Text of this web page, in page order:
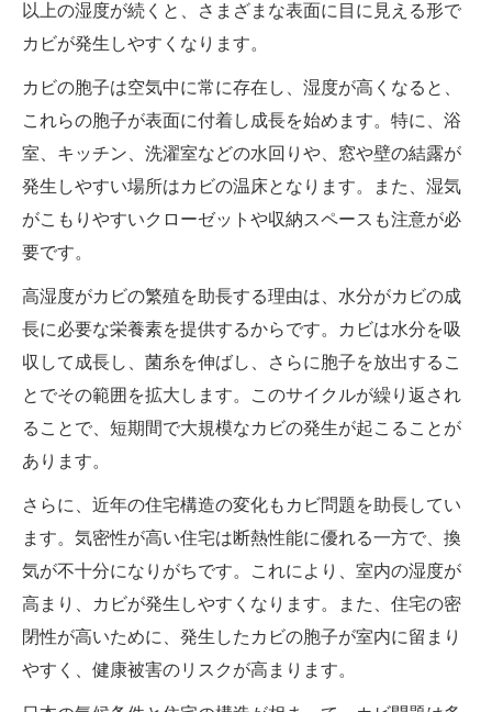
以上の湿度が続くと、さまざまな表面に目に見える形で
カビが発生しやすくなります。
カビの胞子は空気中に常に存在し、湿度が高くなると、
これらの胞子が表面に付着し成長を始めます。特に、浴
室、キッチン、洗濯室などの水回りや、窓や壁の結露が
発生しやすい場所はカビの温床となります。また、湿気
がこもりやすいクローゼットや収納スペースも注意が必
要です。
高湿度がカビの繁殖を助長する理由は、水分がカビの成
長に必要な栄養素を提供するからです。カビは水分を吸
収して成長し、菌糸を伸ばし、さらに胞子を放出するこ
とでその範囲を拡大します。このサイクルが繰り返され
ることで、短期間で大規模なカビの発生が起こることが
あります。
さらに、近年の住宅構造の変化もカビ問題を助長してい
ます。気密性が高い住宅は断熱性能に優れる一方で、換
気が不十分になりがちです。これにより、室内の湿度が
高まり、カビが発生しやすくなります。また、住宅の密
閉性が高いために、発生したカビの胞子が室内に留まり
やすく、健康被害のリスクが高まります。